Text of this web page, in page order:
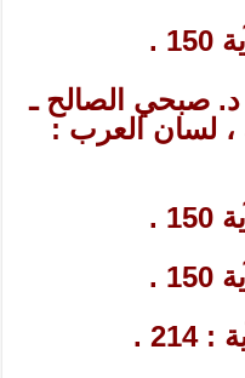
د. صبحي الصالح ـ
، لسان العرب :